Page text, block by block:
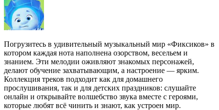
Погрузитесь в удивительный музыкальный мир «Фиксиков» в
котором каждая нота наполнена озорством, весельем и
знанием. Эти мелодии оживляют знакомых персонажей,
делают обучение захватывающим, а настроение — ярким.
Коллекция треков подходит как для домашнего
прослушивания, так и для детских праздников: слушайте
онлайн и открывайте волшебство звука вместе с героями,
которые любят всё чинить и знают, как устроен мир.